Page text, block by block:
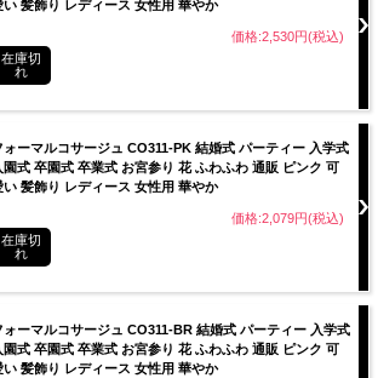
い 髪飾り レディース 女性用 華やか
価格:2,530円(税込)
在庫切
れ
ォーマルコサージュ CO311-PK 結婚式 パーティー 入学式
園式 卒園式 卒業式 お宮参り 花 ふわふわ 通販 ピンク 可
い 髪飾り レディース 女性用 華やか
価格:2,079円(税込)
在庫切
れ
ォーマルコサージュ CO311-BR 結婚式 パーティー 入学式
園式 卒園式 卒業式 お宮参り 花 ふわふわ 通販 ピンク 可
い 髪飾り レディース 女性用 華やか